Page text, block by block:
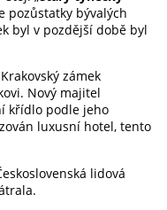
pozůstatky bývalých
byl v pozdější době byl
zámek
Nový majitel
křídlo podle jeho
luxusní hotel, tento
lidová